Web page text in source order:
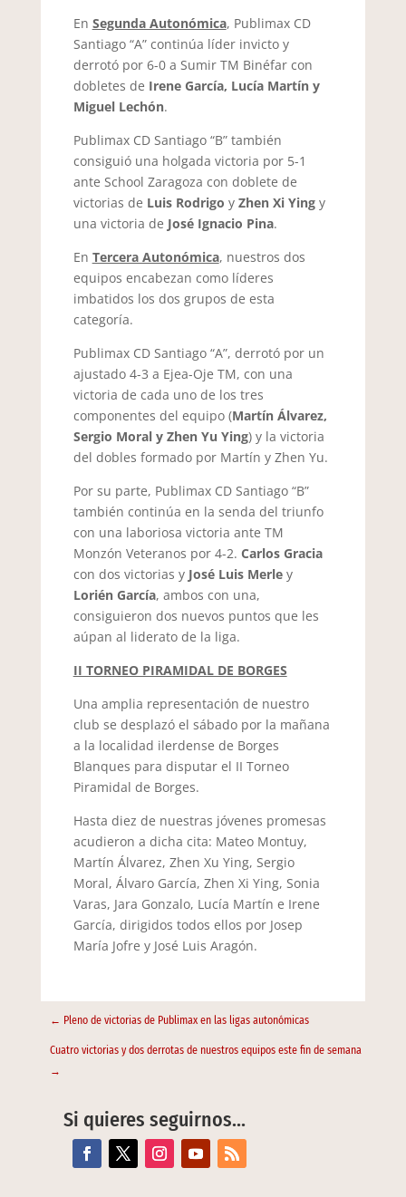
En Segunda Autonómica, Publimax CD
Santiago “A” continúa líder invicto y
derrotó por 6-0 a Sumir TM Binéfar con
dobletes de Irene García, Lucía Martín y
Miguel Lechón.
Publimax CD Santiago “B” también
consiguió una holgada victoria por 5-1
ante School Zaragoza con doblete de
victorias de Luis Rodrigo y Zhen Xi Yingy
una victoria de José Ignacio Pina.
En Tercera Autonómica, nuestros dos
equipos encabezan como líderes
imbatidos los dos grupos de esta
categoría.
Publimax CD Santiago “A”, derrotó por un
ajustado 4-3 a Ejea-Oje TM, con una
victoria de cada uno de los tres
componentes del equipo (Martín Álvarez,
Sergio Moral y Zhen Yu Ying) y la victoria
del dobles formado por Martín y Zhen Yu.
Por su parte, Publimax CD Santiago “B”
también continúa en la senda del triunfo
con una laboriosa victoria ante TM
Monzón Veteranos por 4-2. Carlos Gracia
con dos victorias yJosé Luis Merley
Lorién García, ambos con una,
consiguieron dos nuevos puntos que les
aúpan al liderato de la liga.
II TORNEO PIRAMIDAL DE BORGES
Una amplia representación de nuestro
club se desplazó el sábado por la mañana
a la localidad ilerdense de Borges
Blanques para disputar el II Torneo
Piramidal de Borges.
Hasta diez de nuestras jóvenes promesas
acudieron a dicha cita: Mateo Montuy,
Martín Álvarez, Zhen Xu Ying, Sergio
Moral, Álvaro García, Zhen Xi Ying, Sonia
Varas, Jara Gonzalo, Lucía Martín e Irene
García, dirigidos todos ellos por Josep
María Jofre y José Luis Aragón.
← Pleno de victorias de Publimax en las ligas autonómicas
Cuatro victorias y dos derrotas de nuestros equipos este fin de semana
→
Si quieres seguirnos…